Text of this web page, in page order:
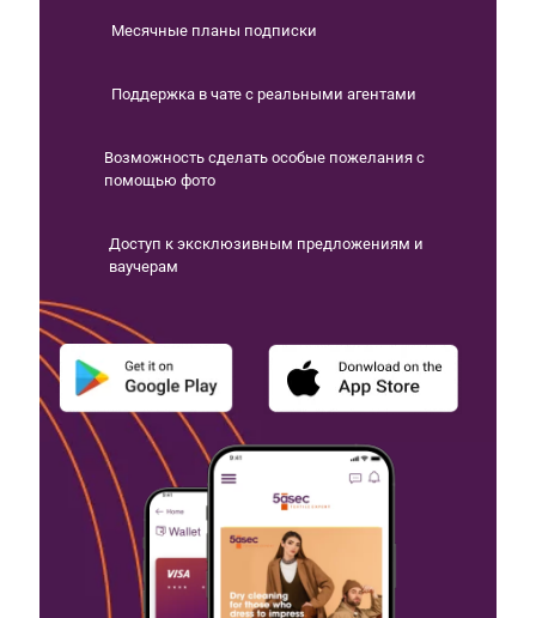
Месячные планы подписки
Поддержка в чате с реальными агентами
Возможность сделать особые пожелания с
помощью фото
Доступ к эксклюзивным предложениям и
ваучерам